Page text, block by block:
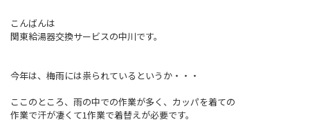
こんばんは
関東給湯器交換サービスの中川です。
今年は、梅雨には祟られているというか・・・
ここのところ、雨の中での作業が多く、カッパを着ての
作業で汗が凄くて1作業で着替えが必要です。